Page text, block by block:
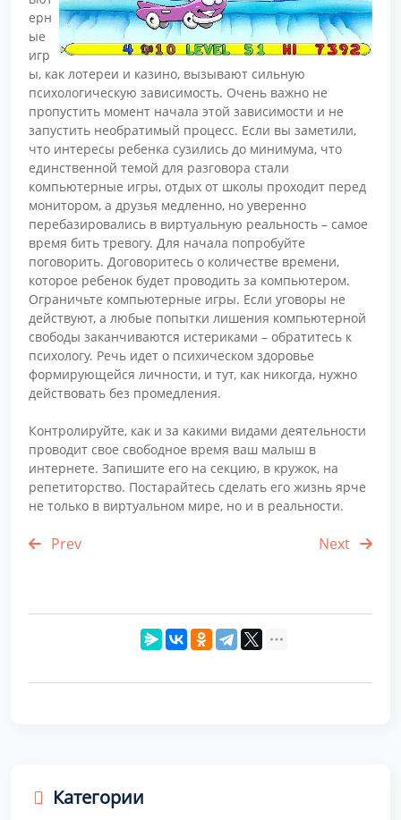
ерн
ые
игр
ы, как лотереи и казино, вызывают сильную
психологическую зависимость. Очень важно не
пропустить момент начала этой зависимости и не
запустить необратимый процесс. Если вы заметили,
что интересы ребенка сузились до минимума, что
единственной темой для разговора стали
компьютерные игры, отдых от школы проходит перед
монитором, а друзья медленно, но уверенно
перебазировались в виртуальную реальность – самое
время бить тревогу. Для начала попробуйте
поговорить. Договоритесь о количестве времени,
которое ребенок будет проводить за компьютером.
Ограничьте компьютерные игры. Если уговоры не
действуют, а любые попытки лишения компьютерной
свободы заканчиваются истериками – обратитесь к
психологу. Речь идет о психическом здоровье
формирующейся личности, и тут, как никогда, нужно
действовать без промедления.
Контролируйте, как и за какими видами деятельности
проводит свое свободное время ваш малыш в
интернете. Запишите его на секцию, в кружок, на
репетиторство. Постарайтесь сделать его жизнь ярче
не только в виртуальном мире, но и в реальности.
Prev Next
Категории